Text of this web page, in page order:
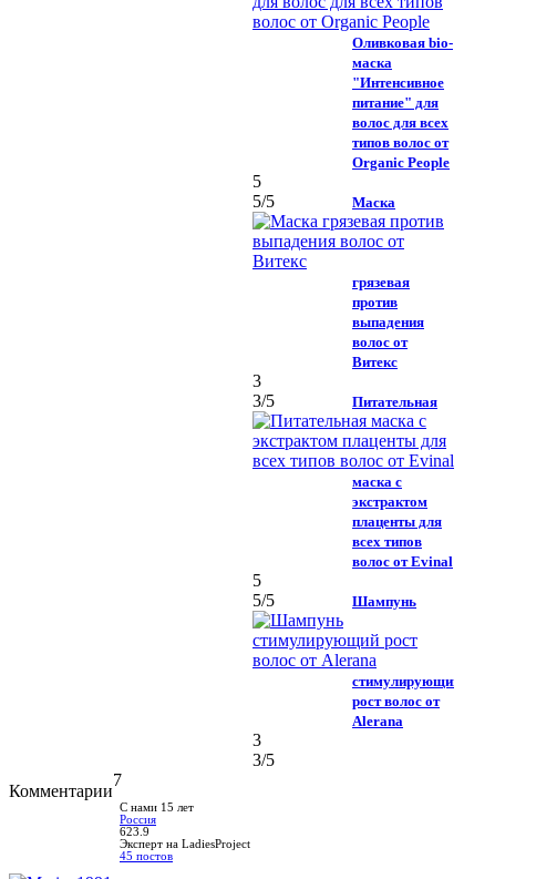
Оливковая bio-
маска
"Интенсивное
питание" для
волос для всех
типов волос от
Organic People
5
5/5 Маска
грязевая
против
выпадения
волос от
Витекс
3
3/5 Питательная
маска с
экстрактом
плаценты для
всех типов
волос от Evinal
5
5/5 Шампунь
стимулирующий
рост волос от
Alerana
3
3/5
Комментарии
7
С нами 15 лет
Россия
623.9
Эксперт на LadiesProject
45 постов